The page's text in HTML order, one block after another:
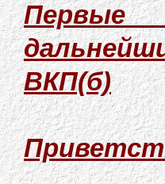
Первые
ВКП(б)